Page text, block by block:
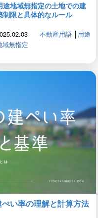
途地域無指定の土地での建
制限と具体的なルール
不動産用語│ 用途
域無指定
い率の理解と計算方法